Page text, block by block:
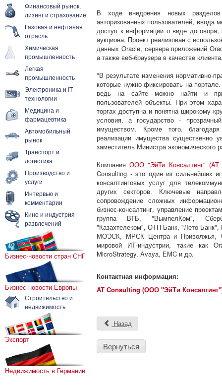
Финансовый рынок,
лизинг и страхование
Газовая и нефтяная
отрасль
Химическая
промышленность
Легкая
промышленность
Электроника и IT-
технологии
Медицина и
фармацевтика
Автомобильный
рынок
Транспорт и
логистика
Производство и
услуги
Интервью и
комментарии
Кино и индустрия
развлечений
Бизнес-новости стран СНГ
Бизнес-новости Европы
Строительство и
недвижимость
Экспорт
Недвижимость в Германии
В ходе внедрения новых разделов
авторизованных пользователей, ввода
доступ к информации о виде договора,
аукциона. Проект реализован с
данных Oracle, сервера приложений
а также веб-браузера в качестве
"В результате изменения нормативно-
которые нужно фиксировать на
ведь на сайте можно найти и
пользователей объекты. При этом
торгах доступна и понятна широкому
условия, а государство -
имуществом. Кроме того,
реализации имущества существенно
заместитель Министра
КомпанияООО "ЭйТи Консалтинг" (AT
Consulting - это один из сильнейших
консалтинговых услуг для
других секторов. Ключевые
сопровождение сложных
бизнес-консалтинг, управление
группа ВТБ, "ВымпелКом",
"Казахтелеком", ОТП Банк, "Лето
МОЭСК, МРСК Центра и Приволжья,
мировой ИТ-индустрии, такие как
MicroStrategy, Avaya, EMC и др.
Контактная информация:
AT Consulting (ООО "ЭйТи
Назад
Вернуться